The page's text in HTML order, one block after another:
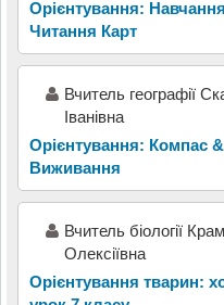
Орієнтування:
Читання Карт
Вчитель географії
Іванівна
Орієнтування: Компас
Виживання
Вчитель біології
Олексіївна
Орієнтування тварин: